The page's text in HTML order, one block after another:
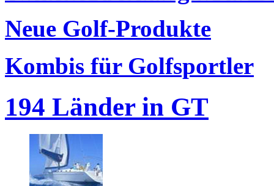
Neue Golf-Produkte
Kombis für Golfsportler
194 Länder in GT